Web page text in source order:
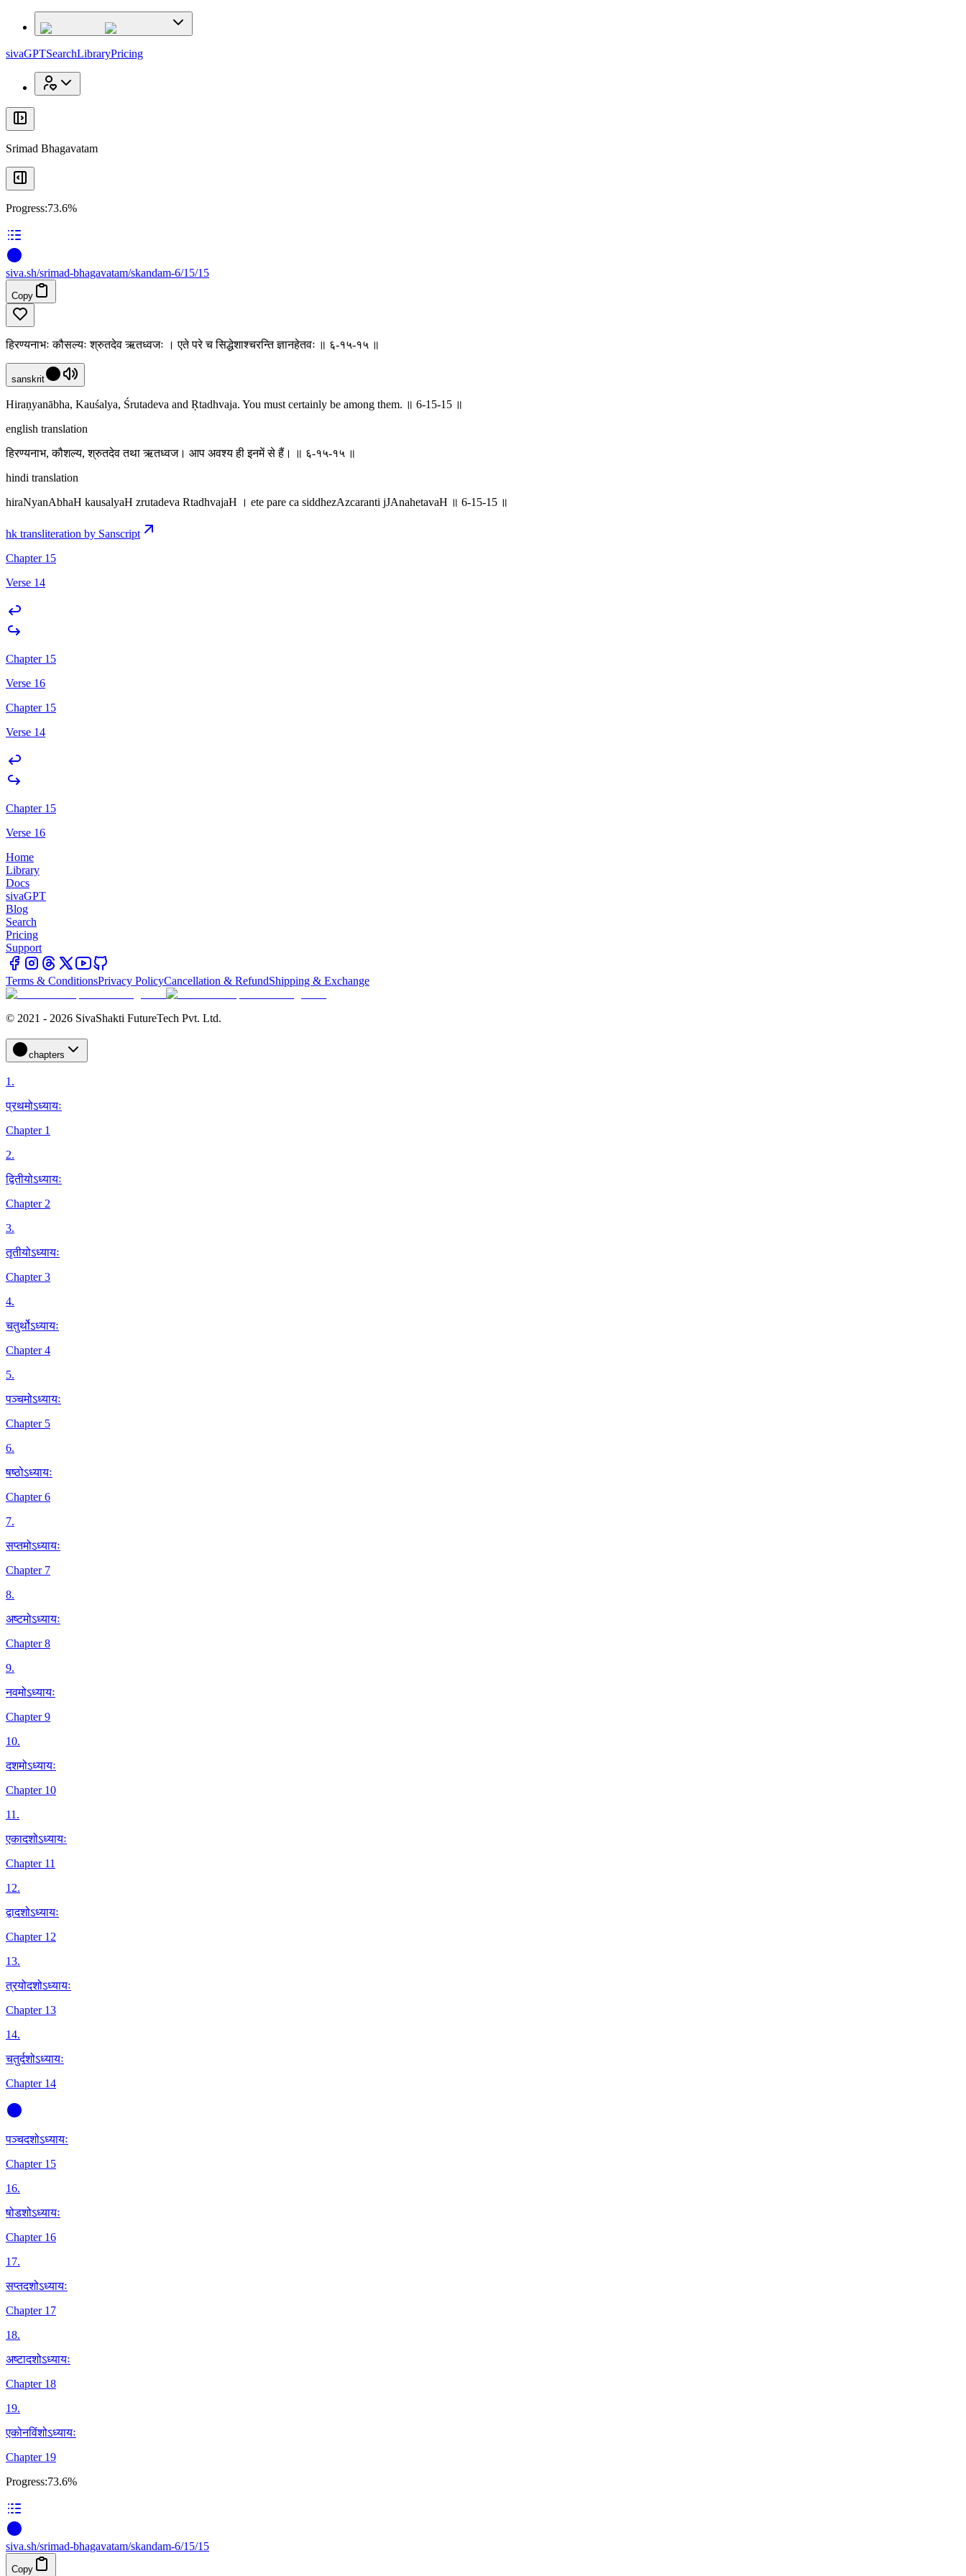
sivaGPTSearchLibraryPricing
Srimad Bhagavatam
Progress:73.6%
siva.sh/srimad-bhagavatam/skandam-6/15/15
Copy
हिरण्यनाभः कौसल्यः श्रुतदेव ऋतध्वजः । एते परे च सिद्धेशाश्चरन्ति ज्ञानहेतवः ॥ ६-१५-१५ ॥
sanskrit
Hiraṇyanābha, Kauśalya, Śrutadeva and Ṛtadhvaja. You must certainly be among them. ॥ 6-15-15 ॥
english translation
हिरण्यनाभ, कौशल्य, श्रुतदेव तथा ऋतध्वज। आप अवश्य ही इनमें से हैं। ॥ ६-१५-१५ ॥
hindi translation
hiraNyanAbhaH kausalyaH zrutadeva RtadhvajaH । ete pare ca siddhezAzcaranti jJAnahetavaH ॥ 6-15-15 ॥
hk transliteration by Sanscript
Chapter 15
Verse 14
Chapter 15
Verse 16
Chapter 15
Verse 14
Chapter 15
Verse 16
Home
Library
Docs
sivaGPT
Blog
Search
Pricing
Support
Terms & ConditionsPrivacy PolicyCancellation & RefundShipping & Exchange
© 2021 - 2026 SivaShakti FutureTech Pvt. Ltd.
chapters
1.
प्रथमोऽध्यायः
Chapter 1
2.
द्वितीयोऽध्यायः
Chapter 2
3.
तृतीयोऽध्यायः
Chapter 3
4.
चतुर्थोऽध्यायः
Chapter 4
5.
पञ्चमोऽध्यायः
Chapter 5
6.
षष्ठोऽध्यायः
Chapter 6
7.
सप्तमोऽध्यायः
Chapter 7
8.
अष्टमोऽध्यायः
Chapter 8
9.
नवमोऽध्यायः
Chapter 9
10.
दशमोऽध्यायः
Chapter 10
11.
एकादशोऽध्यायः
Chapter 11
12.
द्वादशोऽध्यायः
Chapter 12
13.
त्रयोदशोऽध्यायः
Chapter 13
14.
चतुर्दशोऽध्यायः
Chapter 14
पञ्चदशोऽध्यायः
Chapter 15
16.
षोडशोऽध्यायः
Chapter 16
17.
सप्तदशोऽध्यायः
Chapter 17
18.
अष्टादशोऽध्यायः
Chapter 18
19.
एकोनविंशोऽध्यायः
Chapter 19
Progress:73.6%
siva.sh/srimad-bhagavatam/skandam-6/15/15
Copy